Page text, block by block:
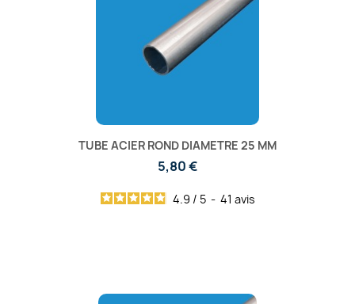
TUBE ACIER ROND DIAMETRE 25 MM
5,80 €
4.9 / 5 - 41 avis